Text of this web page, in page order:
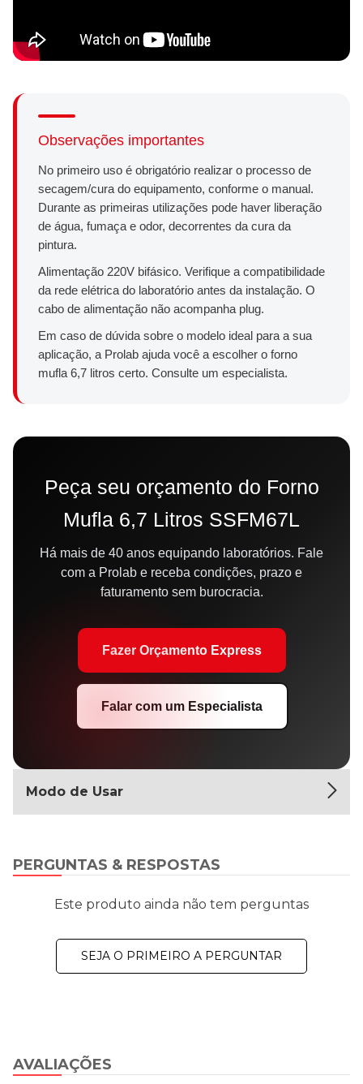
Observações importantes
No primeiro uso é obrigatório realizar o processo de
secagem/cura do equipamento, conforme o manual.
Durante as primeiras utilizações pode haver liberação
de água, fumaça e odor, decorrentes da cura da
pintura.
Alimentação 220V bifásico. Verifique a compatibilidade
da rede elétrica do laboratório antes da instalação. O
cabo de alimentação não acompanha plug.
Em caso de dúvida sobre o modelo ideal para a sua
aplicação, a Prolab ajuda você a escolher o forno
mufla 6,7 litros certo. Consulte um especialista.
Peça seu orçamento do Forno
Mufla 6,7 Litros SSFM67L
Há mais de 40 anos equipando laboratórios. Fale
com a Prolab e receba condições, prazo e
faturamento sem burocracia.
Fazer Orçamento Express
Falar com um Especialista
Modo de Usar
AVALIAÇÕES
PERGUNTAS & RESPOSTAS
Este produto ainda não tem perguntas
SEJA O PRIMEIRO A PERGUNTAR